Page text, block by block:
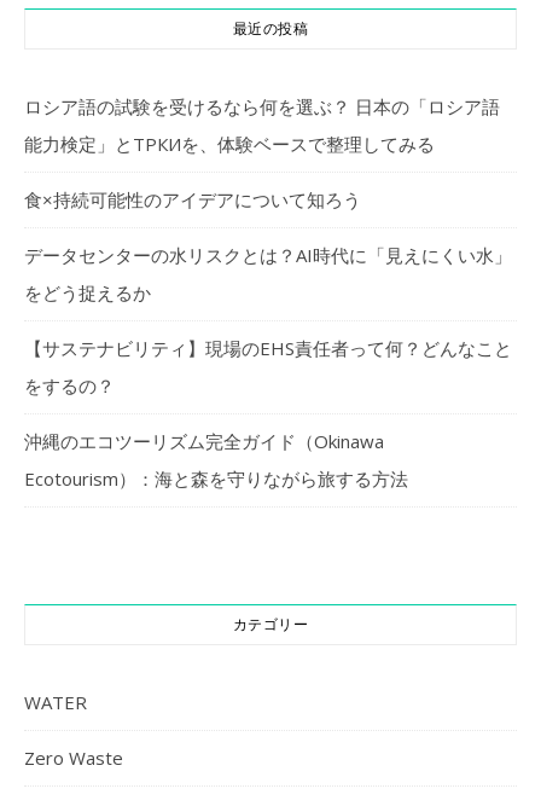
最近の投稿
ロシア語の試験を受けるなら何を選ぶ？ 日本の「ロシア語
能力検定」とТРКИを、体験ベースで整理してみる
食×持続可能性のアイデアについて知ろう
データセンターの水リスクとは？AI時代に「見えにくい水」
をどう捉えるか
【サステナビリティ】現場のEHS責任者って何？どんなこと
をするの？
沖縄のエコツーリズム完全ガイド（Okinawa
Ecotourism）：海と森を守りながら旅する方法
カテゴリー
WATER
Zero Waste